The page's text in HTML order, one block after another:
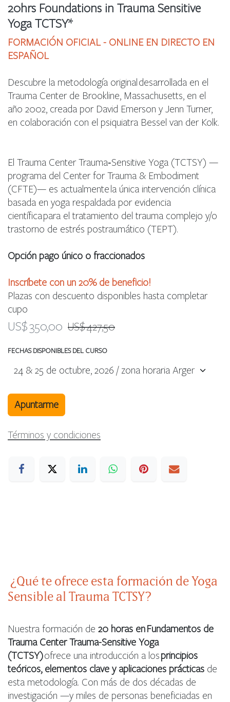
20hrs Foundations in Trauma Sensitive
Yoga TCTSY*
FORMACIÓN OFICIAL - ONLINE EN DIRECTO EN
ESPAÑOL
Descubre la metodología original desarrollada en el
Trauma Center de Brookline, Massachusetts, en el
año 2002, creada por David Emerson y Jenn Turner,
en colaboración con el psiquiatra Bessel van der Kolk.
El Trauma Center Trauma‑Sensitive Yoga (TCTSY) —
programa del Center for Trauma & Embodiment
(CFTE)— es actualmente la única intervención clínica
basada en yoga respaldada por evidencia
científica para el tratamiento del trauma complejo y/o
trastorno de estrés postraumático (TEPT).
Opción pago único o fraccionados
Inscríbete con un 20% de beneficio!
Plazas con descuento disponibles hasta completar
cupo
US$350,00 US$427,50
FECHAS DISPONIBLES DEL CURSO
Apuntarme
Términos y condiciones
¿Qué te ofrece esta formación de Yoga
Sensible al Trauma TCTSY?
Nuestra formación de 20 horas en Fundamentos de
Trauma Center Trauma-Sensitive Yoga
(TCTSY)ofrece una introducción a losprincipios
teóricos, elementos clave y aplicaciones prácticas de
esta metodología. Con más de dos décadas de
investigación —y miles de personas beneficiadas en